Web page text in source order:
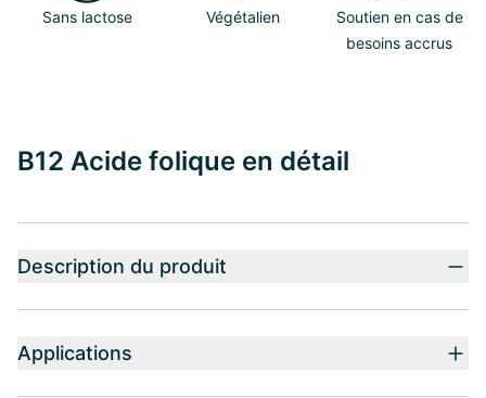
Sans lactose Végétalien
Soutien en cas de
besoins accrus
B12 Acide folique en détail
Description du produit
Applications